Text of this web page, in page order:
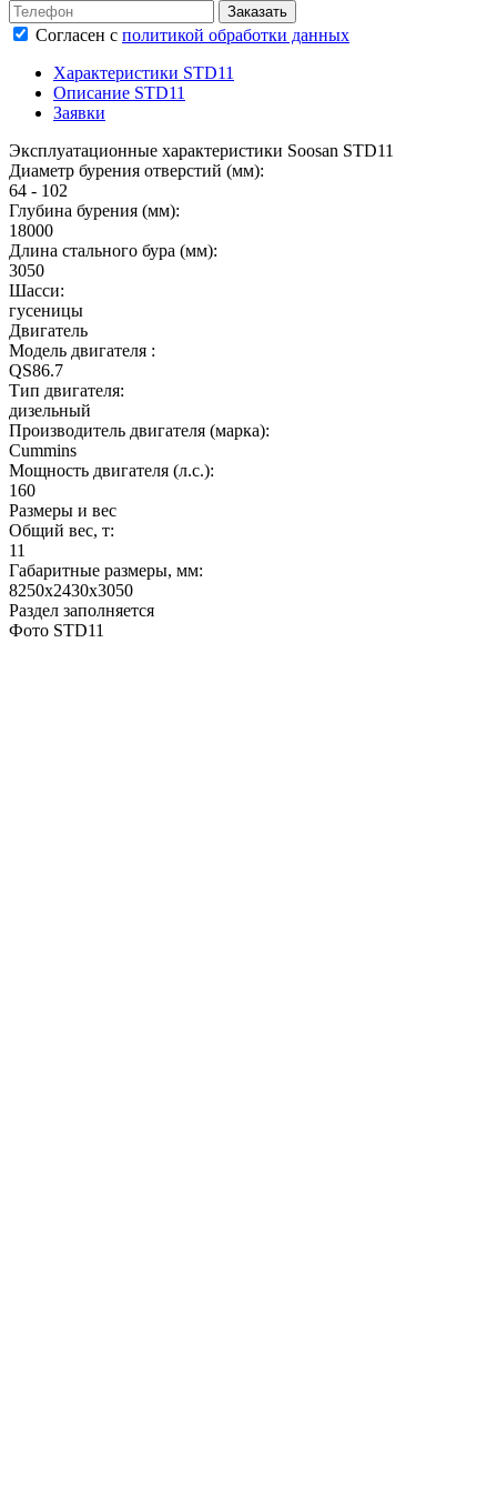
Согласен с политикой обработки данных
Характеристики STD11
Описание STD11
Заявки
Эксплуатационные характеристики Soosan STD11
Диаметр бурения отверстий (мм):
64 - 102
Глубина бурения (мм):
18000
Длина стального бура (мм):
3050
Шасси:
гусеницы
Двигатель
Модель двигателя :
QS86.7
Тип двигателя:
дизельный
Производитель двигателя (марка):
Cummins
Мощность двигателя (л.с.):
160
Размеры и вес
Общий вес, т:
11
Габаритные размеры, мм:
8250х2430х3050
Раздел заполняется
Фото STD11